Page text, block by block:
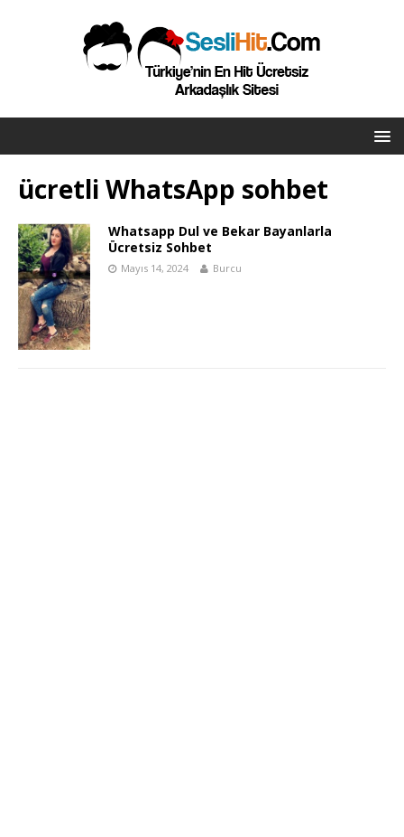
ücretli WhatsApp sohbet
Whatsapp Dul ve Bekar Bayanlarla
Ücretsiz Sohbet
Mayıs 14, 2024 Burcu